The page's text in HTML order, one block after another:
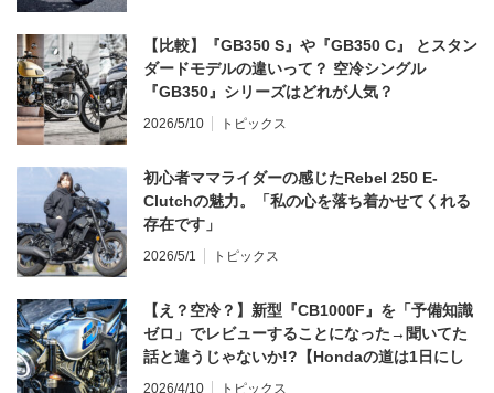
【比較】『GB350 S』や『GB350 C』 とスタン
ダードモデルの違いって？ 空冷シングル
『GB350』シリーズはどれが人気？
2026/5/10 トピックス
初心者ママライダーの感じたRebel 250 E-
Clutchの魅力。「私の心を落ち着かせてくれる
存在です」
2026/5/1 トピックス
【え？空冷？】新型『CB1000F』を「予備知識
ゼロ」でレビューすることになった→聞いてた
話と違うじゃないか!?【Hondaの道は1日にし
てならず／CB1000F ①第一印象 編】
2026/4/10 トピックス